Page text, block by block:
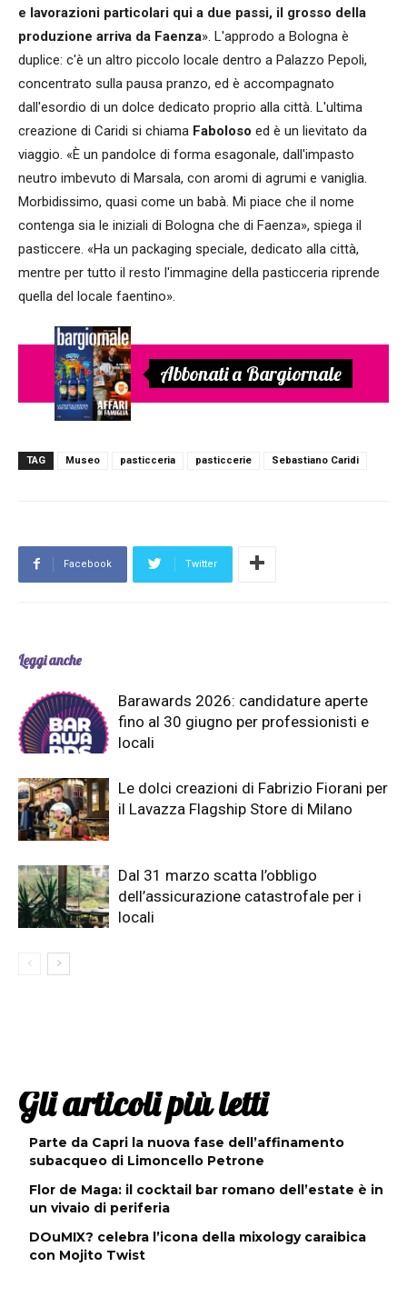
e lavorazioni particolari qui a due passi, il grosso della
produzione arriva da Faenza». L'approdo a Bologna è
duplice: c'è un altro piccolo locale dentro a Palazzo Pepoli,
concentrato sulla pausa pranzo, ed è accompagnato
dall'esordio di un dolce dedicato proprio alla città. L'ultima
creazione di Caridi si chiama Faboloso ed è un lievitato da
viaggio. «È un pandolce di forma esagonale, dall'impasto
neutro imbevuto di Marsala, con aromi di agrumi e vaniglia.
Morbidissimo, quasi come un babà. Mi piace che il nome
contenga sia le iniziali di Bologna che di Faenza», spiega il
pasticcere. «Ha un packaging speciale, dedicato alla città,
mentre per tutto il resto l'immagine della pasticceria riprende
quella del locale faentino».
Abbonati a Bargiornale
TAG Museo pasticceria pasticcerie Sebastiano Caridi
Facebook Twitter
Leggi anche
Barawards 2026: candidature aperte
fino al 30 giugno per professionisti e
locali
Le dolci creazioni di Fabrizio Fiorani per
il Lavazza Flagship Store di Milano
Dal 31 marzo scatta l’obbligo
dell’assicurazione catastrofale per i
locali
Gli articoli più letti
Parte da Capri la nuova fase dell’affinamento
subacqueo di Limoncello Petrone
Flor de Maga: il cocktail bar romano dell’estate è in
un vivaio di periferia
DOuMIX? celebra l’icona della mixology caraibica
con Mojito Twist